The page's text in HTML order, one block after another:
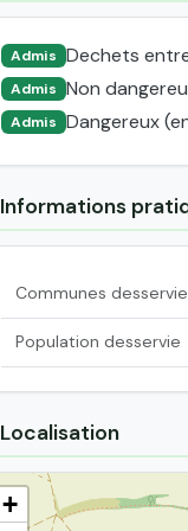
Admis Dechets
Admis Non
Admis Dangereux
Informations
Communes
Population desservie
Localisation
+